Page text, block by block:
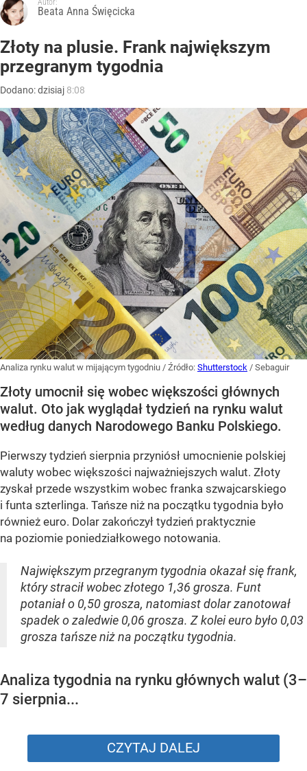
Autor:
Beata Anna Święcicka
Złoty na plusie. Frank największym
przegranym tygodnia
Dodano:dzisiaj 8:08
Analiza rynku walut w mijającym tygodniu / Źródło: Shutterstock / Sebaguir
Złoty umocnił się wobec większości głównych
walut. Oto jak wyglądał tydzień na rynku walut
według danych Narodowego Banku Polskiego.
Pierwszy tydzień sierpnia przyniósł umocnienie polskiej
waluty wobec większości najważniejszych walut. Złoty
zyskał przede wszystkim wobec franka szwajcarskiego
i funta szterlinga. Tańsze niż na początku tygodnia było
również euro. Dolar zakończył tydzień praktycznie
na poziomie poniedziałkowego notowania.
Największym przegranym tygodnia okazał się frank,
który stracił wobec złotego 1,36 grosza. Funt
potaniał o 0,50 grosza, natomiast dolar zanotował
spadek o zaledwie 0,06 grosza. Z kolei euro było 0,03
grosza tańsze niż na początku tygodnia.
Analiza tygodnia na rynku głównych walut (3–
7 sierpnia...
CZYTAJ DALEJ